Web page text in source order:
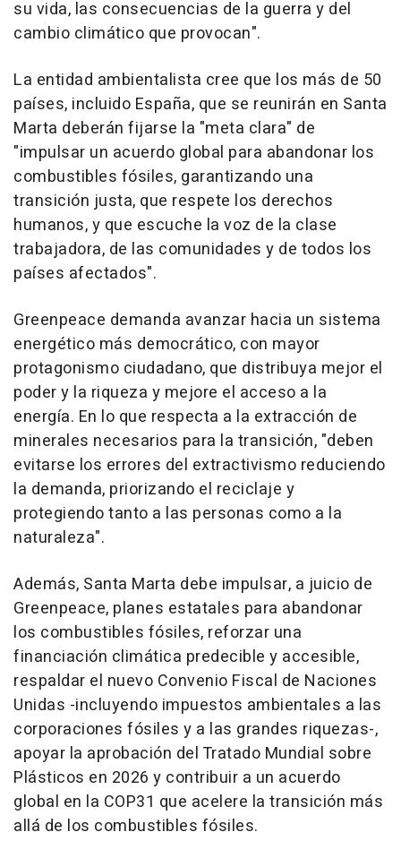
su vida, las consecuencias de la guerra y del
cambio climático que provocan".
La entidad ambientalista cree que los más de 50
países, incluido España, que se reunirán en Santa
Marta deberán fijarse la "meta clara" de
"impulsar un acuerdo global para abandonar los
combustibles fósiles, garantizando una
transición justa, que respete los derechos
humanos, y que escuche la voz de la clase
trabajadora, de las comunidades y de todos los
países afectados".
Greenpeace demanda avanzar hacia un sistema
energético más democrático, con mayor
protagonismo ciudadano, que distribuya mejor el
poder y la riqueza y mejore el acceso a la
energía. En lo que respecta a la extracción de
minerales necesarios para la transición, "deben
evitarse los errores del extractivismo reduciendo
la demanda, priorizando el reciclaje y
protegiendo tanto a las personas como a la
naturaleza".
Además, Santa Marta debe impulsar, a juicio de
Greenpeace, planes estatales para abandonar
los combustibles fósiles, reforzar una
financiación climática predecible y accesible,
respaldar el nuevo Convenio Fiscal de Naciones
Unidas -incluyendo impuestos ambientales a las
corporaciones fósiles y a las grandes riquezas-,
apoyar la aprobación del Tratado Mundial sobre
Plásticos en 2026 y contribuir a un acuerdo
global en la COP31 que acelere la transición más
allá de los combustibles fósiles.